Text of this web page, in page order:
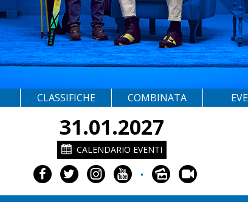
CLASSIFICHE COMBINATA
31.01.2027
CALENDARIO EVENTI
•